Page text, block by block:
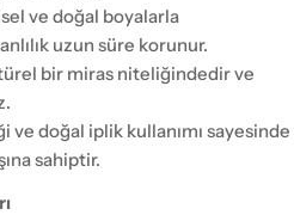
ve doğal boyalarla
uzun süre korunur.
bir miras niteliğindedir ve
ve doğal iplik kullanımı sayesinde
sahiptir.